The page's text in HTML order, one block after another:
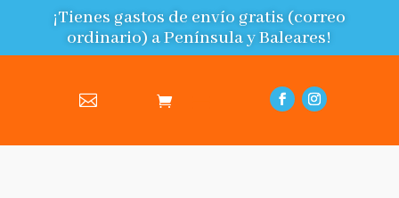
¡Tienes gastos de envío gratis (correo
ordinario) a Península y Baleares!
